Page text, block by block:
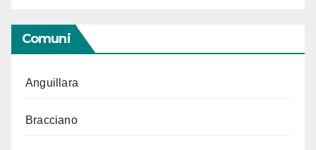
Comuni
Anguillara
Bracciano